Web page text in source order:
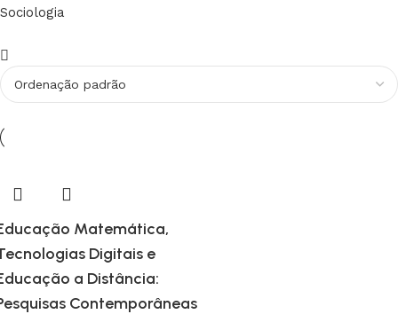
Sociologia
Matemática,
Digitais e
a Distância:
Contemporâneas